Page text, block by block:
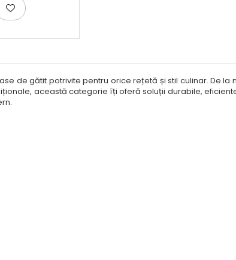
de gătit potrivite pentru orice rețetă și stil culinar. De
această categorie îți oferă soluții durabile,